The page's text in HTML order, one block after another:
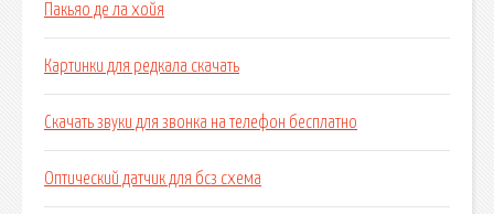
Пакьяо де ла хойя
Картинки для редкала скачать
Скачать звуки для звонка на телефон бесплатно
Оптический датчик для бсз схема